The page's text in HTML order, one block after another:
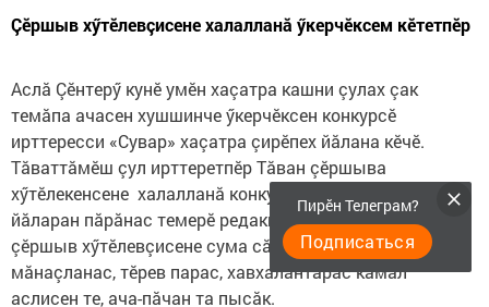
Çӗршыв хӳтӗлевçисене халалланă ӳкерчӗксем кӗтетпӗр
Аслă Çӗнтерӳ кунӗ умӗн хаçатра кашни çулах çак
темăпа ачасен хушшинче ӳкерчӗксен конкурсӗ
ирттересси «Сувар» хаçатра çирӗпех йăлана кӗчӗ.
Тăваттăмӗш çул ирттеретпӗр Тăван çӗршыва
хӳтӗлекенсене халалланă конкурса. Кăçал та ырă
йăларан пăрăнас темерӗ редакци. Паянхи саманара
çӗршыв хӳтӗлевçисене сума сăвас, вӗсемпе
мăнаçланас, тӗрев парас, хавхалантарас кăмăл
аслисен те, ача-пăчан та пысăк.
Пирӗн Телеграм?
Подписаться